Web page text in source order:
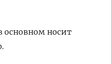
основном носит